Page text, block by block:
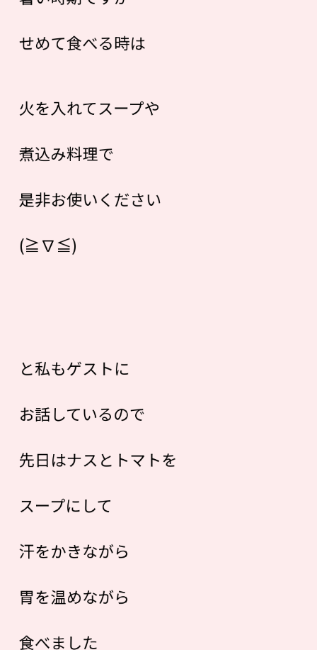
せめて食べる時は
火を入れてスープや
煮込み料理で
是非お使いください
(≧∇≦)
と私もゲストに
お話しているので
先日はナスとトマトを
スープにして
汗をかきながら
胃を温めながら
食べました